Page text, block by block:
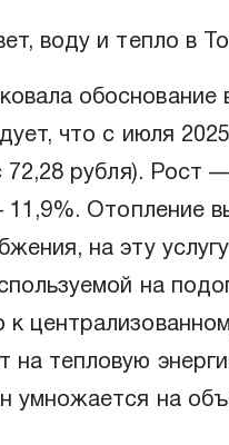
воду и тепло в
что с июля
72,28 рубля).
Отопление
на эту
на
к
на тепловую
умножается на